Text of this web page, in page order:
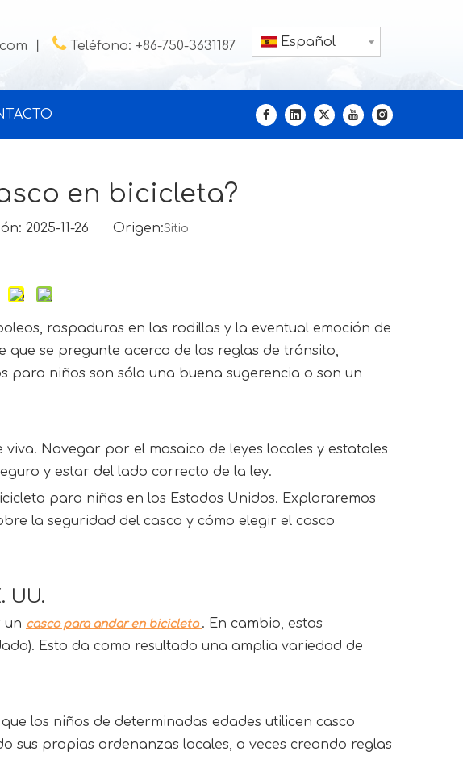
 Teléfono: +86-750-3631187 Español
en bicicleta?
2025-11-26 Origen:Sitio
raspaduras en las rodillas y la eventual emoción de
se pregunte acerca de las reglas de tránsito,
para niños son sólo una buena sugerencia o son un
Navegar por el mosaico de leyes locales y estatales
y estar del lado correcto de la ley.
para niños en los Estados Unidos. Exploraremos
la seguridad del casco y cómo elegir el casco
UU.
un casco para andar en bicicleta . En cambio, estas
Esto da como resultado una amplia variedad de
los niños de determinadas edades utilicen casco
sus propias ordenanzas locales, a veces creando reglas